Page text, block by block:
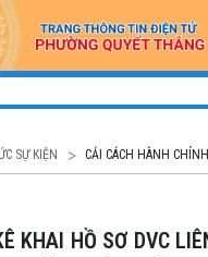
SỰ KIỆN CẢI CÁCH HÀNH CHÍNH